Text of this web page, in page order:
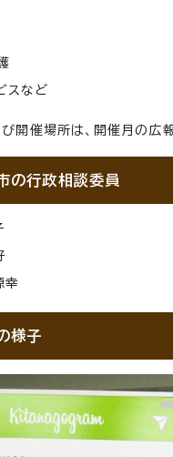
スなど
開催場所は、開催月の広
の行政相談委員
幸
様子